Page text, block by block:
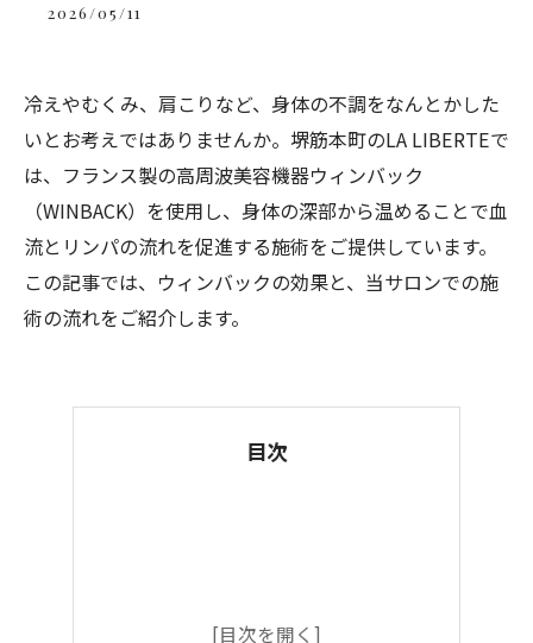
2026/05/11
冷えやむくみ、肩こりなど、身体の不調をなんとかした
いとお考えではありませんか。堺筋本町のLA LIBERTEで
は、フランス製の高周波美容機器ウィンバック
（WINBACK）を使用し、身体の深部から温めることで血
流とリンパの流れを促進する施術をご提供しています。
この記事では、ウィンバックの効果と、当サロンでの施
術の流れをご紹介します。
目次